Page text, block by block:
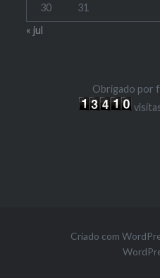
30
31
« jul
Obrigado por
Criado com